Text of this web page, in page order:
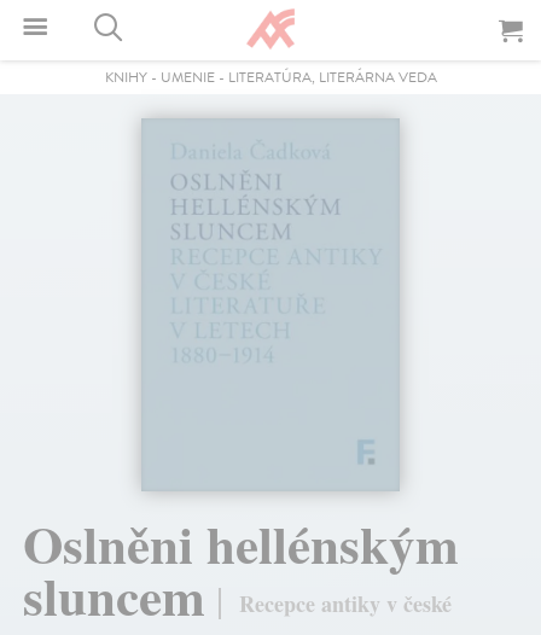
KNIHY- UMENIE- LITERATÚRA, LITERÁRNA VEDA
Oslněni hellénským
sluncem
Recepce antiky v české